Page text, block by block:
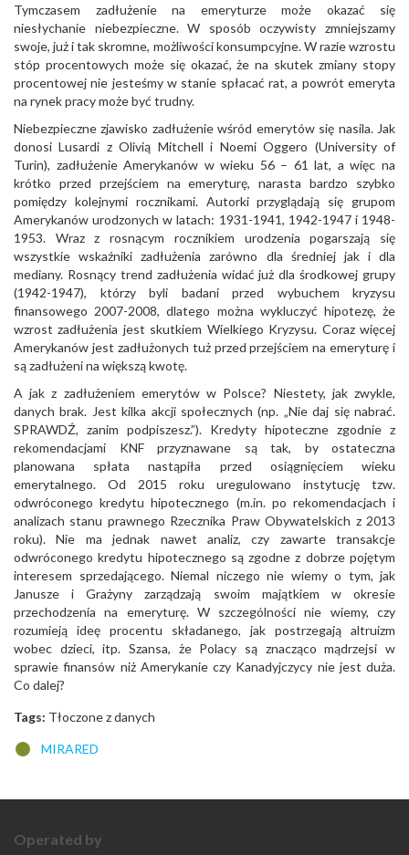
Tymczasem zadłużenie na emeryturze może okazać się
niesłychanie niebezpieczne. W sposób oczywisty zmniejszamy
swoje, już i tak skromne, możliwości konsumpcyjne. W razie wzrostu
stóp procentowych może się okazać, że na skutek zmiany stopy
procentowej nie jesteśmy w stanie spłacać rat, a powrót emeryta
na rynek pracy może być trudny.
Niebezpieczne zjawisko zadłużenie wśród emerytów się nasila. Jak
donosi Lusardi z Olivią Mitchell i Noemi Oggero (University of
Turin), zadłużenie Amerykanów w wieku 56 – 61 lat, a więc na
krótko przed przejściem na emeryturę, narasta bardzo szybko
pomiędzy kolejnymi rocznikami. Autorki przyglądają się grupom
Amerykanów urodzonych w latach: 1931-1941, 1942-1947 i 1948-
1953. Wraz z rosnącym rocznikiem urodzenia pogarszają się
wszystkie wskaźniki zadłużenia zarówno dla średniej jak i dla
mediany. Rosnący trend zadłużenia widać już dla środkowej grupy
(1942-1947), którzy byli badani przed wybuchem kryzysu
finansowego 2007-2008, dlatego można wykluczyć hipotezę, że
wzrost zadłużenia jest skutkiem Wielkiego Kryzysu. Coraz więcej
Amerykanów jest zadłużonych tuż przed przejściem na emeryturę i
są zadłużeni na większą kwotę.
A jak z zadłużeniem emerytów w Polsce? Niestety, jak zwykle,
danych brak. Jest kilka akcji społecznych (np. „Nie daj się nabrać.
SPRAWDŹ, zanim podpiszesz.”). Kredyty hipoteczne zgodnie z
rekomendacjami KNF przyznawane są tak, by ostateczna
planowana spłata nastąpiła przed osiągnięciem wieku
emerytalnego. Od 2015 roku uregulowano instytucję tzw.
odwróconego kredytu hipotecznego (m.in. po rekomendacjach i
analizach stanu prawnego Rzecznika Praw Obywatelskich z 2013
roku). Nie ma jednak nawet analiz, czy zawarte transakcje
odwróconego kredytu hipotecznego są zgodne z dobrze pojętym
interesem sprzedającego. Niemal niczego nie wiemy o tym, jak
Janusze i Grażyny zarządzają swoim majątkiem w okresie
przechodzenia na emeryturę. W szczególności nie wiemy, czy
rozumieją ideę procentu składanego, jak postrzegają altruizm
wobec dzieci, itp. Szansa, że Polacy są znacząco mądrzejsi w
sprawie finansów niż Amerykanie czy Kanadyjczycy nie jest duża.
Co dalej?
Tags: Tłoczone z danych
MIRARED
Operated by